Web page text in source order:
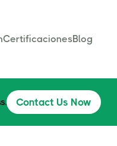
CertificacionesBlog
Contact Us Now